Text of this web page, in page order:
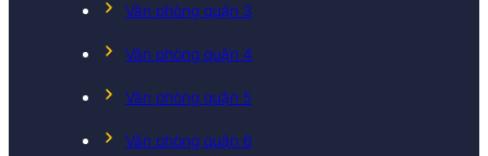
Văn phòng quận 3
Văn phòng quận 4
Văn phòng quận 5
Văn phòng quận 6